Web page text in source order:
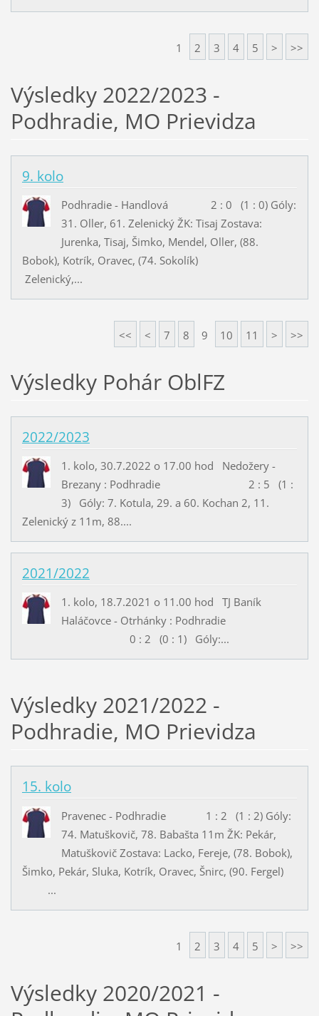
1 2 3 4 5 > >>
Výsledky 2022/2023 -
Podhradie, MO Prievidza
9. kolo
Podhradie - Handlová 2 : 0 (1 : 0) Góly:
31. Oller, 61. Zelenický ŽK: Tisaj Zostava:
Jurenka, Tisaj, Šimko, Mendel, Oller, (88.
Bobok), Kotrík, Oravec, (74. Sokolík)
Zelenický,...
<< < 7 8 9 10 11 > >>
Výsledky Pohár OblFZ
2022/2023
1. kolo, 30.7.2022 o 17.00 hod Nedožery -
Brezany : Podhradie 2 : 5 (1 :
3) Góly: 7. Kotula, 29. a 60. Kochan 2, 11.
Zelenický z 11m, 88....
2021/2022
1. kolo, 18.7.2021 o 11.00 hod TJ Baník
Haláčovce - Otrhánky : Podhradie
0 : 2 (0 : 1) Góly:...
Výsledky 2021/2022 -
Podhradie, MO Prievidza
15. kolo
Pravenec - Podhradie 1 : 2 (1 : 2) Góly:
74. Matuškovič, 78. Babašta 11m ŽK: Pekár,
Matuškovič Zostava: Lacko, Fereje, (78. Bobok),
Šimko, Pekár, Sluka, Kotrík, Oravec, Šnirc, (90. Fergel)
...
1 2 3 4 5 > >>
Výsledky 2020/2021 -